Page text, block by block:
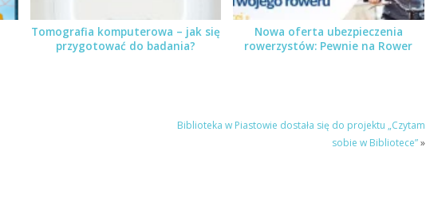
Tomografia komputerowa – jak się
przygotować do badania?
Nowa oferta ubezpieczenia
rowerzystów: Pewnie na Rower
Biblioteka w Piastowie dostała się do projektu „Czytam
sobie w Bibliotece”»